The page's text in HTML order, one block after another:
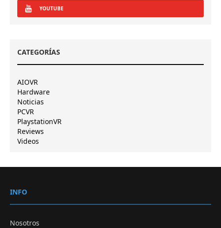
YOUTUBE
CATEGORÍAS
AIOVR
Hardware
Noticias
PCVR
PlaystationVR
Reviews
Videos
INFO
Nosotros